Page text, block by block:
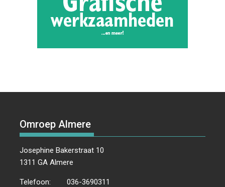
Omroep Almere
Josephine Bakerstraat 10
1311 GA Almere
Telefoon:
036-3690311